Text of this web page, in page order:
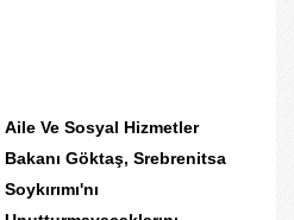
Aile Ve Sosyal Hizmetler
Bakanı Göktaş, Srebrenitsa
Soykırımı'nı